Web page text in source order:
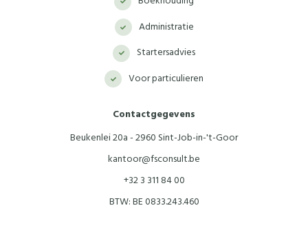
Administratie
Startersadvies
Voor particulieren
Contactgegevens
Beukenlei 20a - 2960 Sint-Job-in-'t-Goor
kantoor@fsconsult.be
+32 3 311 84 00
BTW: BE 0833.243.460